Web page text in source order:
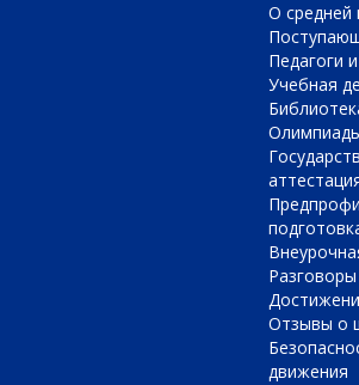
О cредней
Педагоги
Учебная
Отзывы о
движения